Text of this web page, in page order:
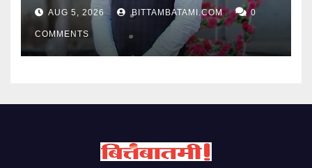
AUG 5, 2026 BITTAMBATAMI.COM 0
COMMENTS